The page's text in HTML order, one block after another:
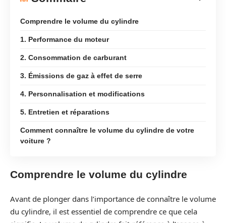
Comprendre le volume du cylindre
1. Performance du moteur
2. Consommation de carburant
3. Émissions de gaz à effet de serre
4. Personnalisation et modifications
5. Entretien et réparations
Comment connaître le volume du cylindre de votre
voiture ?
Comprendre le volume du cylindre
Avant de plonger dans l’importance de connaître le volume
du cylindre, il est essentiel de comprendre ce que cela